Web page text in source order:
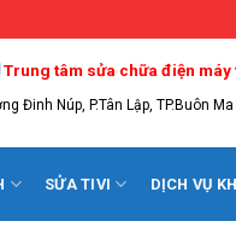
Trung tâm sửa chữa điện máy
Đinh Núp, P.Tân Lập, TP.Buôn
SỬA TIVI DỊCH VỤ